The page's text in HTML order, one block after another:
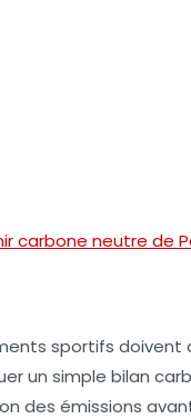
carbone neutre de
sportifs doivent
un simple bilan
des émissions